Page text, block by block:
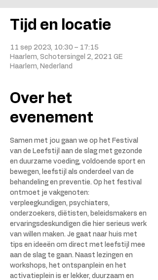
Tijd en locatie
11 sep 2023, 10:30 – 17:15
Haarlem, Schotersingel 2, 2021 GE
Haarlem, Nederland
Over het
evenement
Samen met jou gaan we op het Festival
van de Leefstijl aan de slag met gezonde
en duurzame voeding, voldoende sport en
bewegen, leefstijl als onderdeel van de
behandeling en preventie. Op het festival
ontmoet je vakgenoten:
verpleegkundigen, psychiaters,
onderzoekers, diëtisten, beleidsmakers en
ervaringsdeskundigen die hier serieus werk
van willen maken. Je gaat naar huis met
tips en ideeën om direct met leefstijl mee
aan de slag te gaan. Naast lezingen en
workshops, het ontspanplein en het
activatieplein is er lekker, duurzaam en